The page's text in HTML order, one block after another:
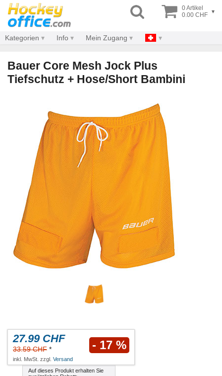
0 Artikel
0.00 CHF ▾
Kategorien Info Mein Zugang
Bauer Core Mesh Jock Plus
Tiefschutz + Hose/Short Bambini
27.99 CHF
33.59 CHF * - 17 %
inkl. MwSt. zzgl. Versand
Auf dieses Produkt erhalten Sie